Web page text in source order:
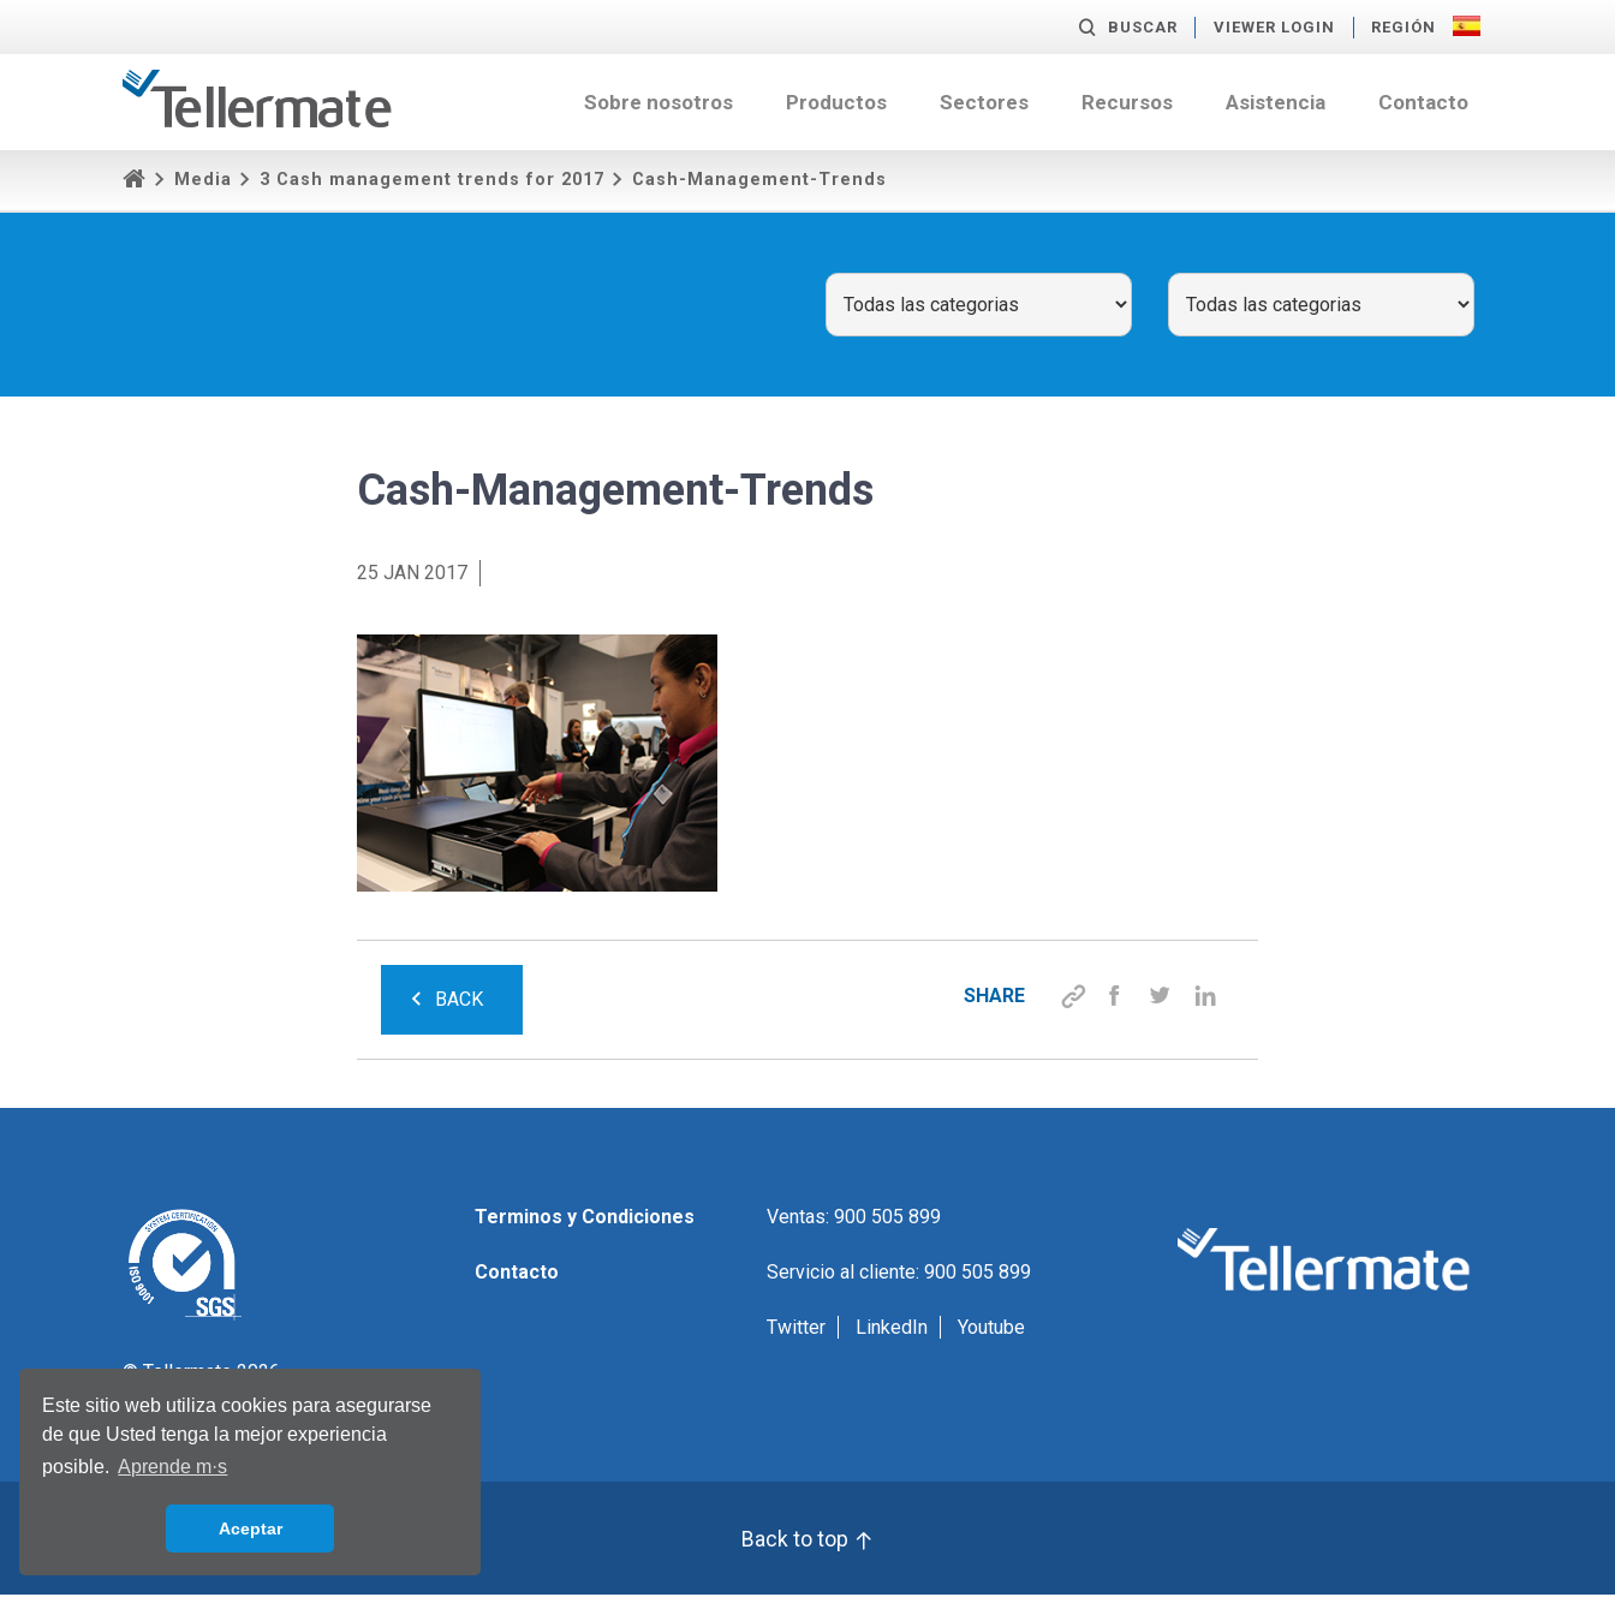
Este sitio web utiliza cookies para asegurarse
de que Usted tenga la mejor experiencia
posible. Aprende m·s
Aceptar
BUSCAR VIEWER LOGIN REGIÓN
Sobre nosotros Productos Sectores Recursos Asistencia Contacto
Media 3 Cash management trends for 2017 Cash-Management-Trends
Cash-Management-Trends
25 JAN 2017
BACK SHARE
© Tellermate 2026
Terminos y Condiciones
Contacto
Ventas: 900 505 899
Servicio al cliente: 900 505 899
Twitter LinkedIn Youtube
Back to top